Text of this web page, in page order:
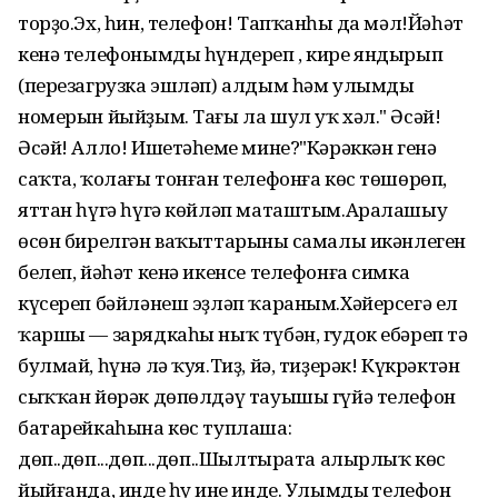
торҙо.Эх, һин, телефон! Тапҡанһың да мәл!Йәһәт
кенә телефонымды һүндереп , кире яндырып
(перезагрузка эшләп) алдым һәм улымдың
номерын йыйҙым. Тағы ла шул уҡ хәл." Әсәй!
Әсәй! Алло! Ишетәһеңме мине?"Кәрәккән генә
саҡта, ҡолағы тонған телефонға көс төшөрөп,
яттан һүгә һүгә көйләп маташтым.Аралашыу
өсөн бирелгән ваҡыттарының самалы икәнлеген
белеп, йәһәт кенә икенсе телефонға симка
күсереп бәйләнеш эҙләп ҡараным.Хәйерсегә ел
ҡаршы — зарядкаһы ныҡ түбән, гудок ебәреп тә
булмай, һүнә лә ҡуя.Тиҙ, йә, тиҙерәк! Күкрәктән
сыҡҡан йөрәк дөпөлдәү тауышы гүйә телефон
батарейкаһына көс туплаша:
дөп..дөп...дөп...дөп..Шылтырата алырлыҡ көс
йыйғанда, инде һуң ине инде. Улымдың телефон